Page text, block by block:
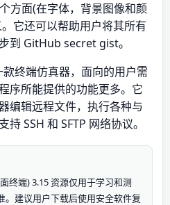
方面(在字体，背景图像和颜
它还可以帮助用户将其所有
到 GitHub secret gist。
终端仿真器，面向的用户需
序所能提供的功能更多。它
编辑远程文件，执行各种与
SSH 和 SFTP 网络协议。
终端) 3.15 资源仅用于学习和测
。建议用户下载后使用安全软件复